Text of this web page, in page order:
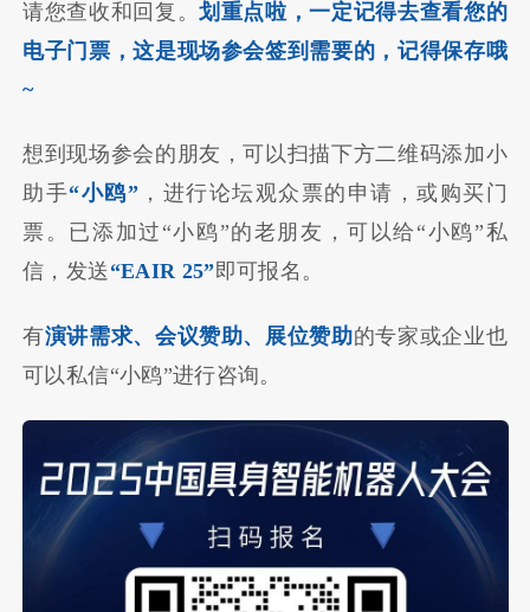
请您查收和回复。划重点啦，一定记得去查看您的
电子门票，这是现场参会签到需要的，记得保存哦
~
想到现场参会的朋友，可以扫描下方二维码添加小
助手“小鸥”，进行论坛观众票的申请，或购买门
票。已添加过“小鸥”的老朋友，可以给“小鸥”私
信，发送 “EAIR 25”即可报名。
有演讲需求、会议赞助、展位赞助的专家或企业也
可以私信“小鸥”进行咨询。